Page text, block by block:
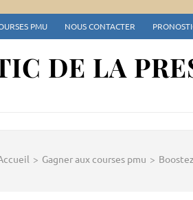
PMU NOUS CONTACTER
DE LA
> Gagner aux courses pmu >